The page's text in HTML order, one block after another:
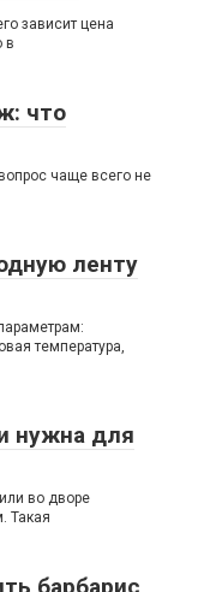
зависит цена
в
что
чаще всего не
ленту
температура,
нужна для
во дворе
Такая
барбарис